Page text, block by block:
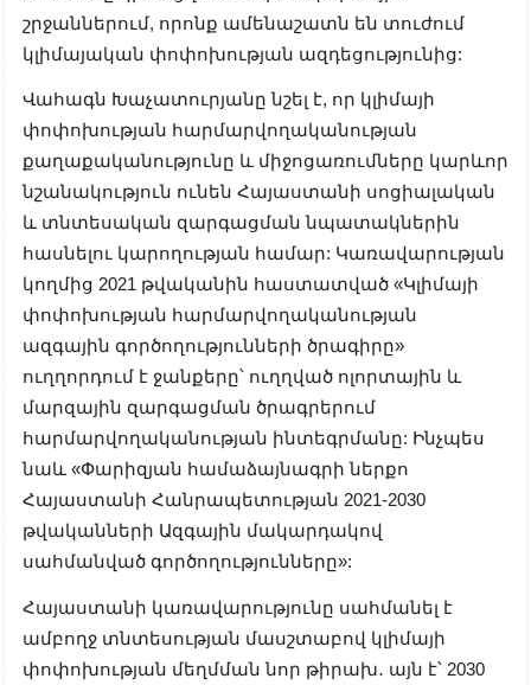
շրջաններում, որոնք ամենաշատն են տուժում
կլիմայական փոփոխության ազդեցությունից:
Վահագն Խաչատուրյանը նշել է, որ կլիմայի
փոփոխության հարմարվողականության
քաղաքականությունը և միջոցառումները կարևոր
նշանակություն ունեն Հայաստանի սոցիալական
և տնտեսական զարգացման նպատակներին
հասնելու կարողության համար: Կառավարության
կողմից 2021 թվականին հաստատված «Կլիմայի
փոփոխության հարմարվողականության
ազգային գործողությունների ծրագիրը»
ուղղորդում է ջանքերը՝ ուղղված ոլորտային և
մարզային զարգացման ծրագրերում
հարմարվողականության ինտեգրմանը: Ինչպես
նաև «Փարիզյան համաձայնագրի ներքո
Հայաստանի Հանրապետության 2021-2030
թվականների Ազգային մակարդակով
սահմանված գործողությունները»:
Հայաստանի կառավարությունը սահմանել է
ամբողջ տնտեսության մասշտաբով կլիմայի
փոփոխության մեղմման նոր թիրախ․ այն է՝ 2030